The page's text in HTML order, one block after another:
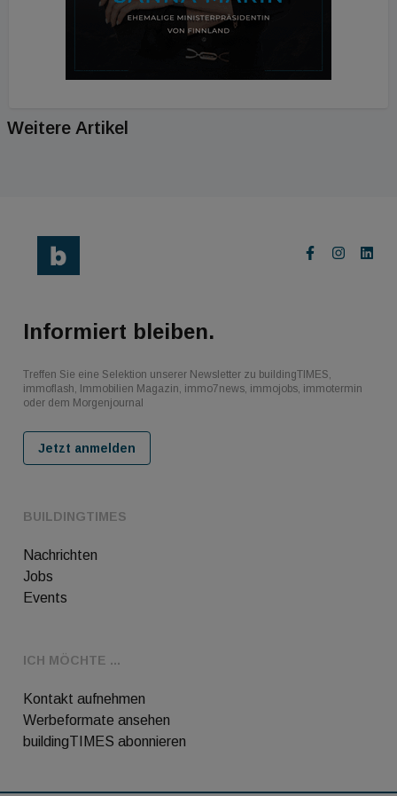
Weitere Artikel
BUILDINGTIMES
Nachrichten
Jobs
Events
ICH MÖCHTE ...
Kontakt aufnehmen
Werbeformate ansehen
buildingTIMES abonnieren
Informiert bleiben.
Treffen Sie eine Selektion unserer Newsletter zu buildingTIMES,
immoflash, Immobilien Magazin, immo7news, immojobs, immotermin
oder dem Morgenjournal
Jetzt anmelden